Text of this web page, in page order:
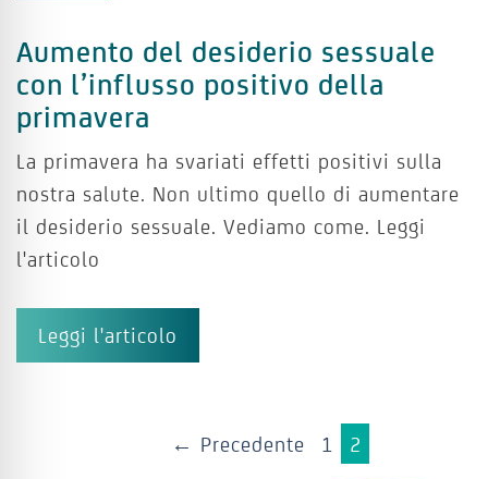
Aumento del desiderio sessuale
con l’influsso positivo della
primavera
La primavera ha svariati effetti positivi sulla
nostra salute. Non ultimo quello di aumentare
il desiderio sessuale. Vediamo come. Leggi
l'articolo
Leggi l'articolo
← Precedente 1 2